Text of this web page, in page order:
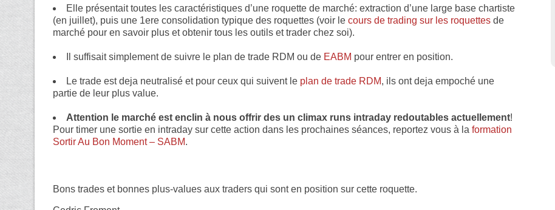
Elle présentait toutes les caractéristiques d’une roquette de marché: extraction d’une large base chartiste
(en juillet), puis une 1ere consolidation typique des roquettes (voir le cours de trading sur les roquettes de
marché pour en savoir plus et obtenir tous les outils et trader chez soi).
Il suffisait simplement de suivre le plan de trade RDM ou de EABM pour entrer en position.
Le trade est deja neutralisé et pour ceux qui suivent le plan de trade RDM, ils ont deja empoché une
partie de leur plus value.
Attention le marché est enclin à nous offrir des un climax runs intraday redoutables actuellement!
Pour timer une sortie en intraday sur cette action dans les prochaines séances, reportez vous à la formation
Sortir Au Bon Moment – SABM.
Bons trades et bonnes plus-values aux traders qui sont en position sur cette roquette.